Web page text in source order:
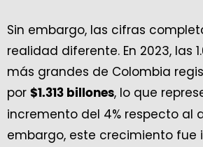
Sin embargo, las cifras
realidad diferente. En 2023, las
más grandes de Colombia
por $1.313 billones, lo que
incremento del 4% respecto al
embargo, este crecimiento fue